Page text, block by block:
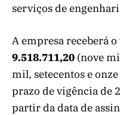
serviços de
A empresa receberá
9.518.711,20 (nove
mil, setecentos e
prazo de vigência de
partir da data de